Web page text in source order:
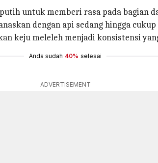
untuk memberi rasa pada bagian
dengan api sedang hingga
keju meleleh menjadi konsistensi
Anda sudah 40% selesai
ADVERTISEMENT